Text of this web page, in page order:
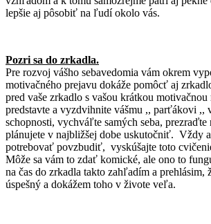
lepšie aj pôsobiť na ľudí okolo vás.
Pozri sa do zrkadla.
Pre rozvoj vášho sebavedomia vám okrem
motivačného prejavu dokáže pomôcť aj
pred vaše zrkadlo s vašou krátkou
predstavte a vyzdvihnite vášmu ,, parťákovi ,,
schopnosti, vychváľte samých seba, prezraďte
plánujete v najbližšej dobe uskutočniť. Vždy
potrebovať povzbudiť, vyskúšajte toto
Môže sa vám to zdať komické, ale ono to
na čas do zrkadla takto zahľadím a prehlásim,
úspešný a dokážem toho v živote veľa.